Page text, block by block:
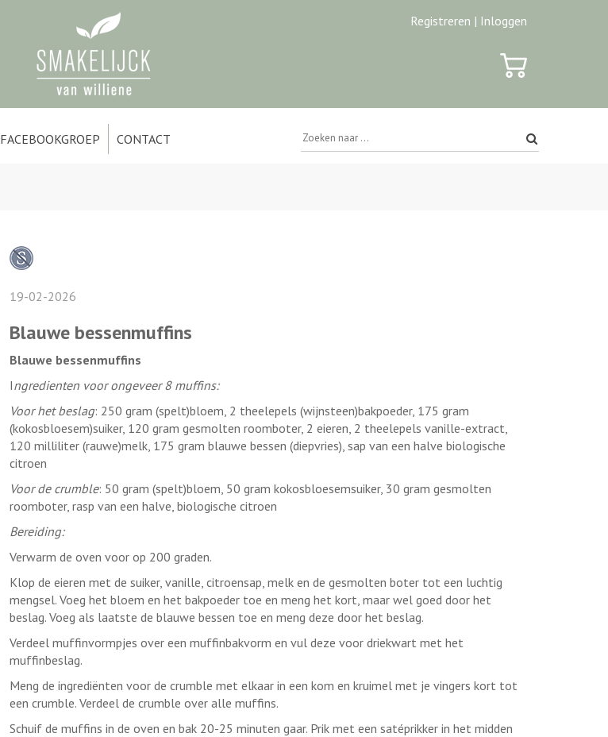
Registreren | Inloggen
FACEBOOKGROEP CONTACT
19-02-2026
Blauwe bessenmuffins
Blauwe bessenmuffins
Ingredienten voor ongeveer 8 muffins:
Voor het beslag: 250 gram (spelt)bloem, 2 theelepels (wijnsteen)bakpoeder, 175 gram
(kokosbloesem)suiker, 120 gram gesmolten roomboter, 2 eieren, 2 theelepels vanille-extract,
120 milliliter (rauwe)melk, 175 gram blauwe bessen (diepvries), sap van een halve biologische
citroen
Voor de crumble: 50 gram (spelt)bloem, 50 gram kokosbloesemsuiker, 30 gram gesmolten
roomboter, rasp van een halve, biologische citroen
Bereiding:
Verwarm de oven voor op 200 graden.
Klop de eieren met de suiker, vanille, citroensap, melk en de gesmolten boter tot een luchtig
mengsel. Voeg het bloem en het bakpoeder toe en meng het kort, maar wel goed door het
beslag. Voeg als laatste de blauwe bessen toe en meng deze door het beslag.
Verdeel muffinvormpjes over een muffinbakvorm en vul deze voor driekwart met het
muffinbeslag.
Meng de ingrediënten voor de crumble met elkaar in een kom en kruimel met je vingers kort tot
een crumble. Verdeel de crumble over alle muffins.
Schuif de muffins in de oven en bak 20-25 minuten gaar. Prik met een satéprikker in het midden